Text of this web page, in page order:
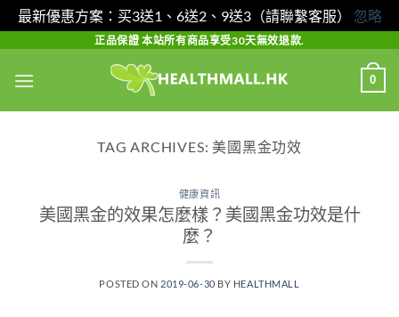
最新優惠方案：买3送1、6送2、9送3（請聯繫客服） 忽略
content
正品保證 本站所有商品享受30天無效退款.
0
TAG ARCHIVES: 美國黑金功效
健康資訊
美國黑金的效果怎麼樣？美國黑金功效是什
麼？
POSTED ON 2019-06-30 BY HEALTHMALL